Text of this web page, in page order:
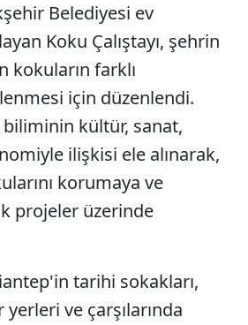
Belediyesi ev
Koku Çalıştayı, şehrin
kokuların farklı
için düzenlendi.
biliminin kültür, sanat,
ilişkisi ele alınarak,
korumaya ve
projeler üzerinde
tarihi sokakları,
ve çarşılarında